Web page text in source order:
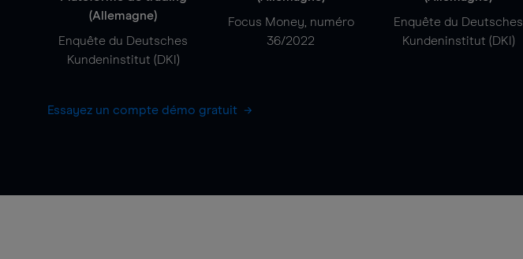
(Allemagne)
Enquête du Deutsches
Kundeninstitut (DKI)
Focus Money, numéro
36/2022
Enquête du Deutsches
Kundeninstitut (DKI)
Essayez un compte démo gratuit